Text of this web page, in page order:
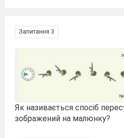
Запитання 3
Як називається спосіб
зображений на малюнку?